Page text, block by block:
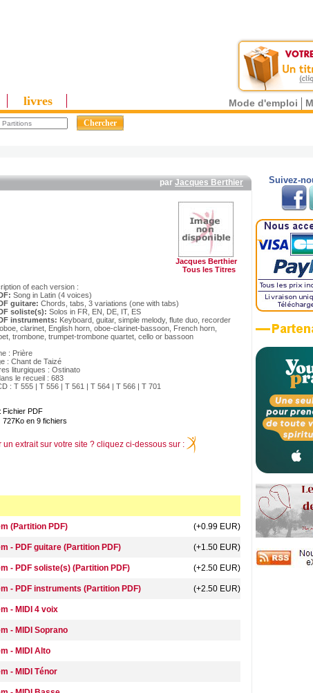
livres Mode d'emploi
par Jacques Berthier
Jacques Berthier
Tous les Titres
of each version :
Song in Latin (4 voices)
guitare: Chords, tabs, 3 variations (one with tabs)
soliste(s): Solos in FR, EN, DE, IT, ES
instruments: Keyboard, guitar, simple melody, flute duo, recorder
clarinet, English horn, oboe-clarinet-bassoon, French horn,
trombone, trumpet-trombone quartet, cello or bassoon
: Prière
: Chant de Taizé
liturgiques : Ostinato
le recueil : 683
: T 555 | T 556 | T 561 | T 564 | T 566 | T 701
Fichier PDF
727Ko en 9 fichiers
un extrait sur votre site ? cliquez ci-dessous sur :
(Partition PDF) (+0.99 EUR)
- PDF guitare (Partition PDF) (+1.50 EUR)
- PDF soliste(s) (Partition PDF) (+2.50 EUR)
- PDF instruments (Partition PDF) (+2.50 EUR)
- MIDI 4 voix
- MIDI Soprano
- MIDI Alto
- MIDI Ténor
Suivez-